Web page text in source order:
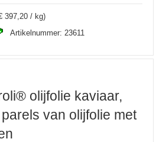
397,20 / kg)
Artikelnummer: 23611
olijfolie kaviaar,
van olijfolie met